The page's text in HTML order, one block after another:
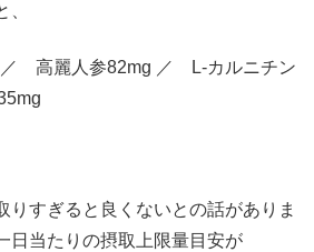
高麗人参82mg ／ L-カルニチン
りすぎると良くないとの話がありま
日当たりの摂取上限量目安が